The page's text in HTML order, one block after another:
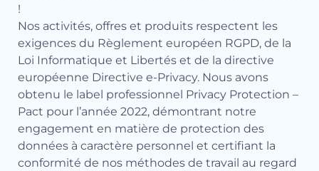
!
Nos activités, offres et produits respectent les
exigences du Règlement européen RGPD, de la
Loi Informatique et Libertés et de la directive
européenne Directive e-Privacy. Nous avons
obtenu le label professionnel Privacy Protection –
Pact pour l’année 2022, démontrant notre
engagement en matière de protection des
données à caractère personnel et certifiant la
conformité de nos méthodes de travail au regard